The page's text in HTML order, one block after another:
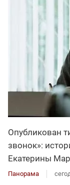
Опубликован
звонок»:
Екатерины
Панорама